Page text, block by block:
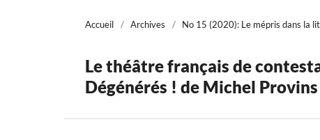
Accueil / Archives / No 15 (2020): Le mépris dans la
Le théâtre français de
Dégénérés ! de Michel Provins